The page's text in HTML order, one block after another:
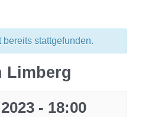
stattgefunden.
Limberg
- 18:00